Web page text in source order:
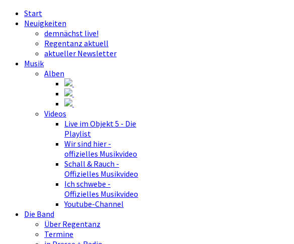
Start
Neuigkeiten
demnächst live!
Regentanz aktuell
aktueller Newsletter
Musik
Alben
Videos
Live im Objekt 5 - Die
Playlist
Wir sind hier -
offizielles Musikvideo
Schall & Rauch -
Offizielles Musikvideo
Ich schwebe -
Offizielles Musikvideo
Youtube-Channel
Die Band
Über Regentanz
Termine